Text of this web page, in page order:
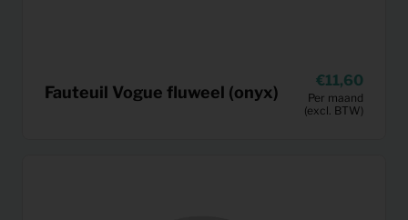
Fauteuil Vogue fluweel (onyx)
11,60
Per maand
(excl. BTW)